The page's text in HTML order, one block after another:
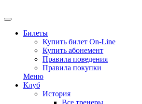
Билеты
Купить билет On-Line
Купить абонемент
Правила поведения
Правила покупки
Меню
Клуб
История
Все тренеры